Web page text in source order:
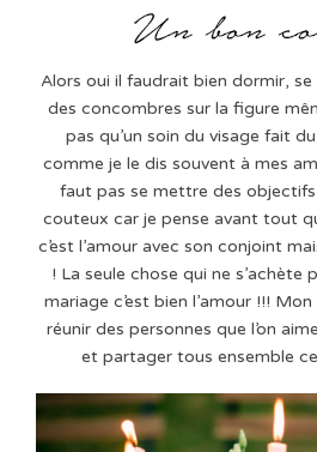
Alors oui il faudrait bien dormir,
des concombres sur la figure
pas qu’un soin du visage fait
comme je le dis souvent à mes
faut pas se mettre des
couteux car je pense avant tout
c’est l’amour avec son conjoint
! La seule chose qui ne s’achète
mariage c’est bien l’amour !!!
réunir des personnes que l’on
et partager tous ensemble